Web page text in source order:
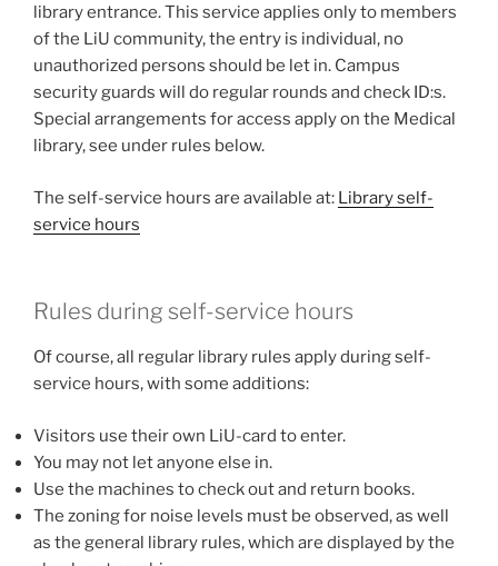
library entrance. This service applies only to members
of the LiU community, the entry is individual, no
unauthorized persons should be let in. Campus
security guards will do regular rounds and check ID:s.
Special arrangements for access apply on the Medical
library, see under rules below.
The self-service hours are available at: Library self-
service hours
Rules during self-service hours
Of course, all regular library rules apply during self-
service hours, with some additions:
Visitors use their own LiU-card to enter.
You may not let anyone else in.
Use the machines to check out and return books.
The zoning for noise levels must be observed, as well
as the general library rules, which are displayed by the